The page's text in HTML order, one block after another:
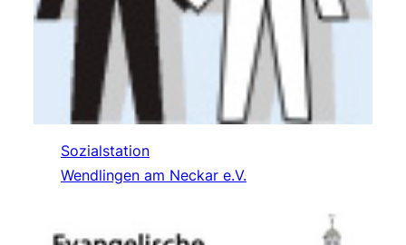
Sozialstation
Wendlingen am Neckar e.V.